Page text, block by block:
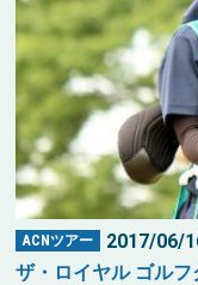
ACNツアー
2017/06/
ザ・ロイヤル ゴル